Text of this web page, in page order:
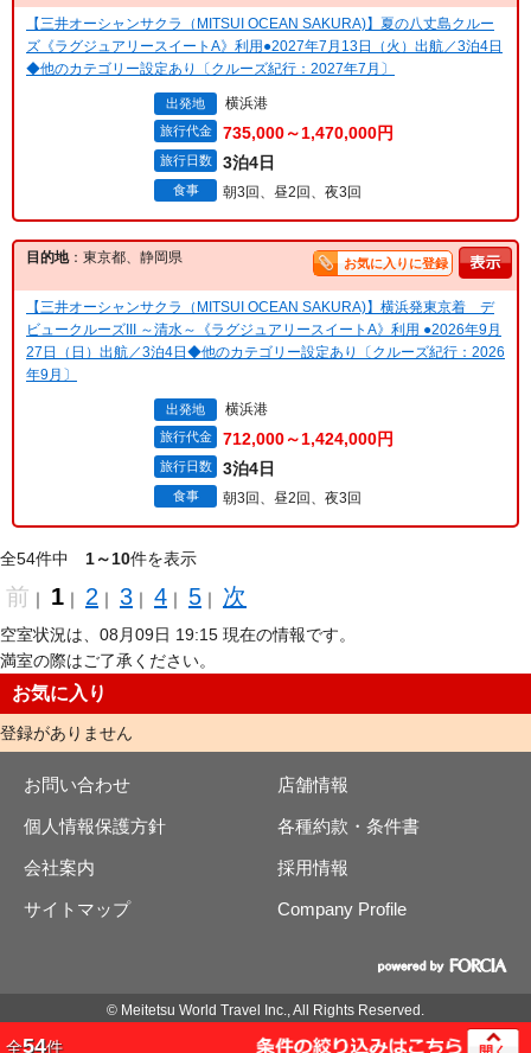
【三井オーシャンサクラ（MITSUI OCEAN SAKURA)】夏の八丈島クルー
ズ《ラグジュアリースイートA》利用●2027年7月13日（火）出航／3泊4日
◆他のカテゴリー設定あり〔クルーズ紀行：2027年7月〕
出発地 横浜港
旅行代金 735,000～1,470,000円
旅行日数 3泊4日
食事 朝3回、昼2回、夜3回
目的地：東京都、静岡県 お気に入りに登録
【三井オーシャンサクラ（MITSUI OCEAN SAKURA)】横浜発東京着 デ
ビュークルーズIII ～清水～《ラグジュアリースイートA》利用 ●2026年9月
27日（日）出航／3泊4日◆他のカテゴリー設定あり〔クルーズ紀行：2026
年9月〕
出発地 横浜港
旅行代金 712,000～1,424,000円
旅行日数 3泊4日
食事 朝3回、昼2回、夜3回
全54件中 1～10件を表示
前 ｜ 1 ｜ 2 ｜ 3 ｜ 4 ｜ 5 ｜ 次
空室状況は、08月09日 19:15 現在の情報です。
満室の際はご了承ください。
お気に入り
登録がありません
お問い合わせ 店舗情報
個人情報保護方針 各種約款・条件書
会社案内 採用情報
サイトマップ Company Profile
© Meitetsu World Travel Inc., All Rights Reserved.
全54件